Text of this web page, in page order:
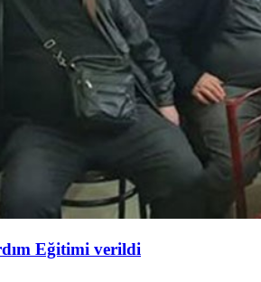
Eğitimi verildi